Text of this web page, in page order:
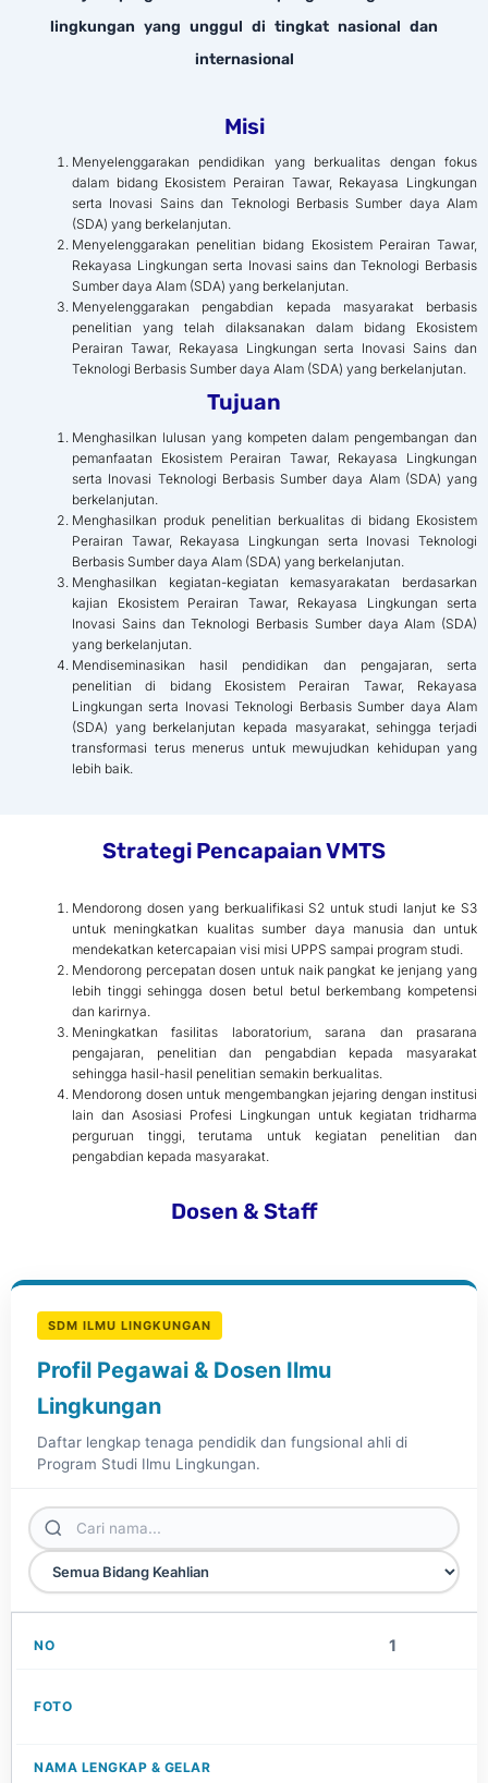
lingkungan yang unggul di tingkat nasional dan
internasional
Misi
Menyelenggarakan pendidikan yang berkualitas dengan fokus
dalam bidang Ekosistem Perairan Tawar, Rekayasa Lingkungan
serta Inovasi Sains dan Teknologi Berbasis Sumber daya Alam
(SDA) yang berkelanjutan.
Menyelenggarakan penelitian bidang Ekosistem Perairan Tawar,
Rekayasa Lingkungan serta Inovasi sains dan Teknologi Berbasis
Sumber daya Alam (SDA) yang berkelanjutan.
Menyelenggarakan pengabdian kepada masyarakat berbasis
penelitian yang telah dilaksanakan dalam bidang Ekosistem
Perairan Tawar, Rekayasa Lingkungan serta Inovasi Sains dan
Teknologi Berbasis Sumber daya Alam (SDA) yang berkelanjutan.
Tujuan
Menghasilkan lulusan yang kompeten dalam pengembangan dan
pemanfaatan Ekosistem Perairan Tawar, Rekayasa Lingkungan
serta Inovasi Teknologi Berbasis Sumber daya Alam (SDA) yang
berkelanjutan.
Menghasilkan produk penelitian berkualitas di bidang Ekosistem
Perairan Tawar, Rekayasa Lingkungan serta Inovasi Teknologi
Berbasis Sumber daya Alam (SDA) yang berkelanjutan.
Menghasilkan kegiatan-kegiatan kemasyarakatan berdasarkan
kajian Ekosistem Perairan Tawar, Rekayasa Lingkungan serta
Inovasi Sains dan Teknologi Berbasis Sumber daya Alam (SDA)
yang berkelanjutan.
Mendiseminasikan hasil pendidikan dan pengajaran, serta
penelitian di bidang Ekosistem Perairan Tawar, Rekayasa
Lingkungan serta Inovasi Teknologi Berbasis Sumber daya Alam
(SDA) yang berkelanjutan kepada masyarakat, sehingga terjadi
transformasi terus menerus untuk mewujudkan kehidupan yang
lebih baik.
Strategi Pencapaian VMTS
Mendorong dosen yang berkualifikasi S2 untuk studi lanjut ke S3
untuk meningkatkan kualitas sumber daya manusia dan untuk
mendekatkan ketercapaian visi misi UPPS sampai program studi.
Mendorong percepatan dosen untuk naik pangkat ke jenjang yang
lebih tinggi sehingga dosen betul betul berkembang kompetensi
dan karirnya.
Meningkatkan fasilitas laboratorium, sarana dan prasarana
pengajaran, penelitian dan pengabdian kepada masyarakat
sehingga hasil-hasil penelitian semakin berkualitas.
Mendorong dosen untuk mengembangkan jejaring dengan institusi
lain dan Asosiasi Profesi Lingkungan untuk kegiatan tridharma
perguruan tinggi, terutama untuk kegiatan penelitian dan
pengabdian kepada masyarakat.
Dosen & Staff
SDM ILMU LINGKUNGAN
Profil Pegawai & Dosen Ilmu
Lingkungan
Daftar lengkap tenaga pendidik dan fungsional ahli di
Program Studi Ilmu Lingkungan.
1